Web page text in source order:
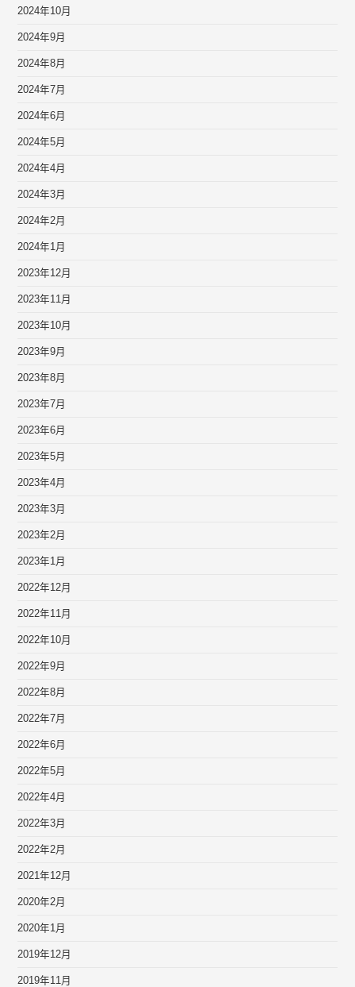
2024年10月
2024年9月
2024年8月
2024年7月
2024年6月
2024年5月
2024年4月
2024年3月
2024年2月
2024年1月
2023年12月
2023年11月
2023年10月
2023年9月
2023年8月
2023年7月
2023年6月
2023年5月
2023年4月
2023年3月
2023年2月
2023年1月
2022年12月
2022年11月
2022年10月
2022年9月
2022年8月
2022年7月
2022年6月
2022年5月
2022年4月
2022年3月
2022年2月
2021年12月
2020年2月
2020年1月
2019年12月
2019年11月